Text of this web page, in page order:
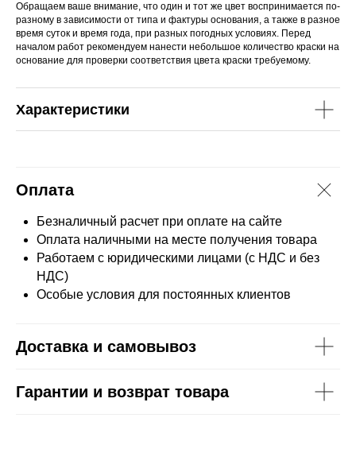
Обращаем ваше внимание, что один и тот же цвет воспринимается по-
разному в зависимости от типа и фактуры основания, а также в разное
время суток и время года, при разных погодных условиях. Перед
началом работ рекомендуем нанести небольшое количество краски на
основание для проверки соответствия цвета краски требуемому.
Характеристики
Оплата
Безналичный расчет при оплате на сайте
Оплата наличными на месте получения товара
Работаем с юридическими лицами (с НДС и без
НДС)
Особые условия для постоянных клиентов
Доставка и самовывоз
Гарантии и возврат товара